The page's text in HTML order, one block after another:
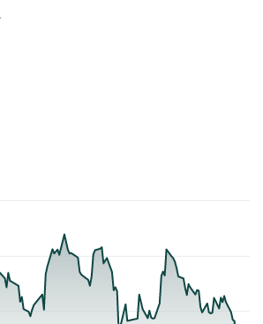
displaying Time. Data ranges from 2026-
displaying values. Data ranges from